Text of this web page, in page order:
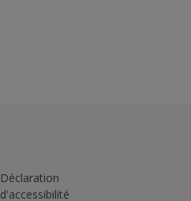
Déclaration
d'accessibilité